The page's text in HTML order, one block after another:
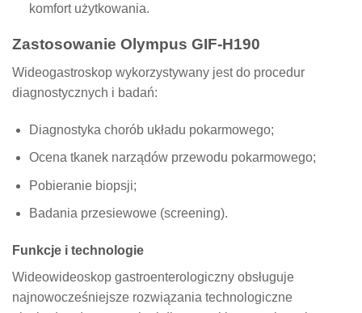
komfort użytkowania.
Zastosowanie Olympus GIF-H190
Wideogastroskop wykorzystywany jest do procedur
diagnostycznych i badań:
Diagnostyka chorób układu pokarmowego;
Ocena tkanek narządów przewodu pokarmowego;
Pobieranie biopsji;
Badania przesiewowe (screening).
Funkcje i technologie
Wideowideoskop gastroenterologiczny obsługuje
najnowocześniejsze rozwiązania technologiczne